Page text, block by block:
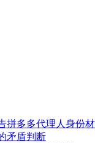
拼多多代理人身份
矛盾判断